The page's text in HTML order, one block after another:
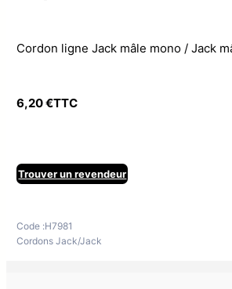
Cordon ligne Jack mâle mono / Jack
6,20€TTC
Trouver un revendeur
Code :H7981
Cordons Jack/Jack